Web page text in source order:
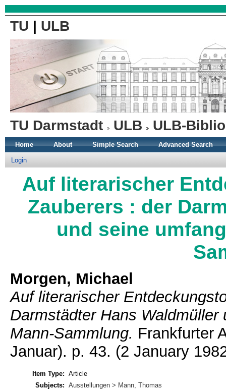
TU | ULB
TU Darmstadt ULB ULB-
Home About Simple Search Advanced Search
Login
Auf literarischer
Zauberers : der
und seine
Morgen, Michael
Auf literarischer
Darmstädter Hans
Mann-Sammlung. Frankfurter
Januar). p. 43. (2 January
Item Type: Article
Subjects: Ausstellungen > Mann, Thomas